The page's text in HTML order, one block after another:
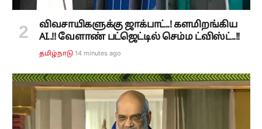
விவசாயிகளுக்கு ஜாக்பாட்..! களமிறங்கிய
AI..!! வேளாண் பட்ஜெட்டில் செம்ம ட்விஸ்ட்..!!
தமிழ்நாடு 14 minutes ago